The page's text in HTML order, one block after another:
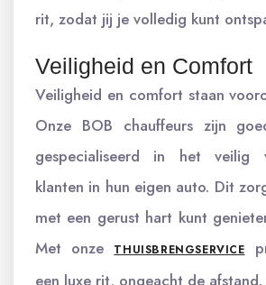
rit, zodat jij je volledig kunt
Veiligheid en Comfort
Veiligheid en comfort staan
Onze BOB chauffeurs zijn
gespecialiseerd in het veilig
klanten in hun eigen auto. Dit
met een gerust hart kunt
Met onze
THUISBRENGSERVICE
een luxe rit, ongeacht de afstand.